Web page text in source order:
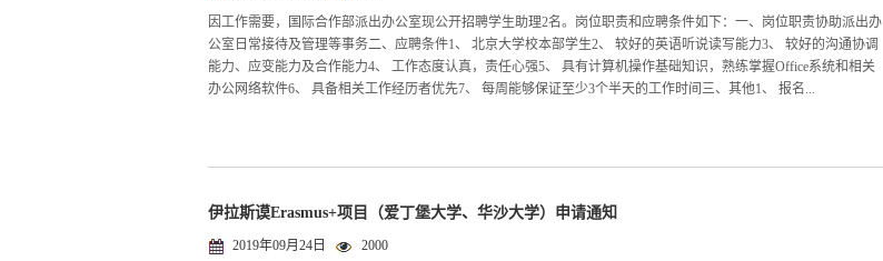
因工作需要，国际合作部派出办公室现公开招聘学生助理2名。岗位职责和应聘条件如下：一、岗位职责协助派出办
公室日常接待及管理等事务二、应聘条件1、 北京大学校本部学生2、 较好的英语听说读写能力3、 较好的沟通协调
能力、应变能力及合作能力4、 工作态度认真，责任心强5、 具有计算机操作基础知识，熟练掌握Office系统和相关
办公网络软件6、 具备相关工作经历者优先7、 每周能够保证至少3个半天的工作时间三、其他1、 报名...
伊拉斯谟Erasmus+项目（爱丁堡大学、华沙大学）申请通知
2019年09月24日 2000